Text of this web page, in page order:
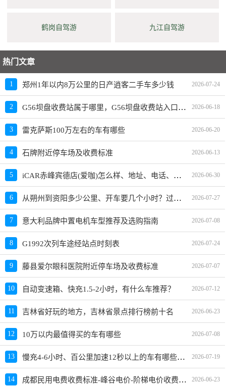
鹤岗自驾游 九江自驾游
热门文章
1 郑州1年以内8万公里的日产逍客二手车多少钱 2026-07-24
2 G56坝盘收费站属于哪里，G56坝盘收费站入口的详细地址 2026-06-18
3 雷克萨斯100万左右的车有哪些 2026-06-20
4 石牌附近停车场及收费标准 2026-06-13
5 iCAR赤峰宾德店(爱咖)怎么样、地址、电话、上班时间查询 2026-06-30
6 从朔州到资阳多少公里、开车要几个小时？过路费、油费等 2026-07-27
7 意大利品牌中置电机车型推荐及选购指南 2026-07-08
8 G1992次列车途经站点时刻表 2026-07-24
9 藤县爱尔眼科医院附近停车场及收费标准 2026-07-07
10 自动变速箱、快充1.5-2小时，有什么车推荐？ 2026-07-12
11 吉林省好玩的地方，吉林省景点排行榜前十名 2026-06-23
12 10万以内最值得买的车有哪些 2026-07-08
13 慢充4-6小时、百公里加速12秒以上的车有哪些？推荐哪款好？价格多少？ 2026-07-19
14 成都民用电费收费标准-峰谷电价-阶梯电价收费标准 2026-06-23